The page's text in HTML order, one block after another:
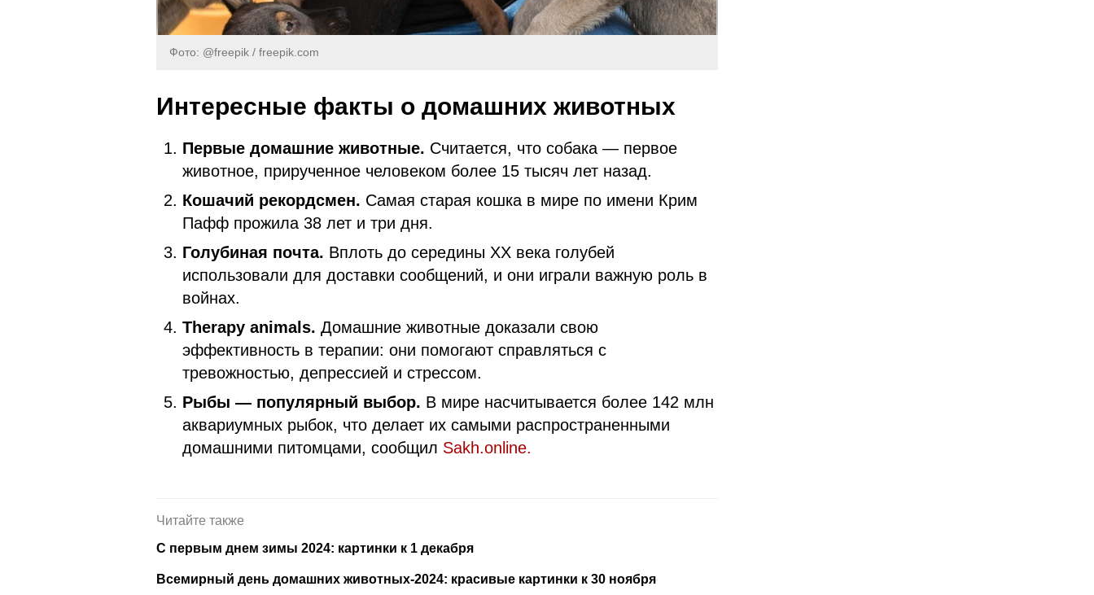
Фото: @freepik / freepik.com
Интересные факты о домашних животных
Первые домашние животные. Считается, что собака — первое
животное, прирученное человеком более 15 тысяч лет назад.
Кошачий рекордсмен. Самая старая кошка в мире по имени Крим
Пафф прожила 38 лет и три дня.
Голубиная почта. Вплоть до середины XX века голубей
использовали для доставки сообщений, и они играли важную роль в
войнах.
Тherapy animals. Домашние животные доказали свою
эффективность в терапии: они помогают справляться с
тревожностью, депрессией и стрессом.
Рыбы — популярный выбор. В мире насчитывается более 142 млн
аквариумных рыбок, что делает их самыми распространенными
домашними питомцами, сообщил Sakh.online.
Читайте также
С первым днем зимы 2024: картинки к 1 декабря
Всемирный день домашних животных-2024: красивые картинки к 30 ноября